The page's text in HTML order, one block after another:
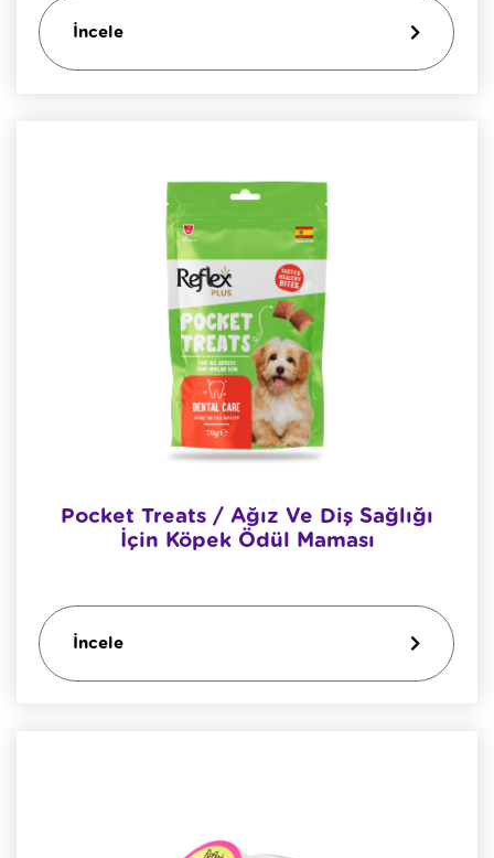
İncele
Pocket Treats / Ağız Ve Diş Sağlığı
İçin Köpek Ödül Maması
İncele